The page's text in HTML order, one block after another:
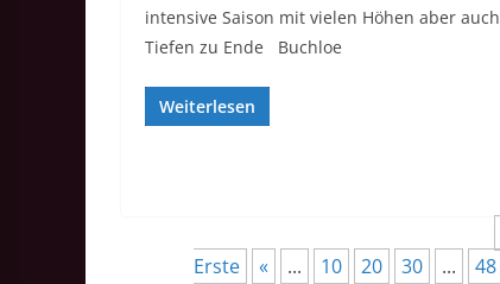
intensive Saison mit vielen Höhen aber auch
Tiefen zu Ende Buchloe
Weiterlesen
Erste
« ... 10 20 30 ... 48